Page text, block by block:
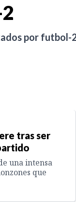
por futbol-
tras ser
una intensa
que